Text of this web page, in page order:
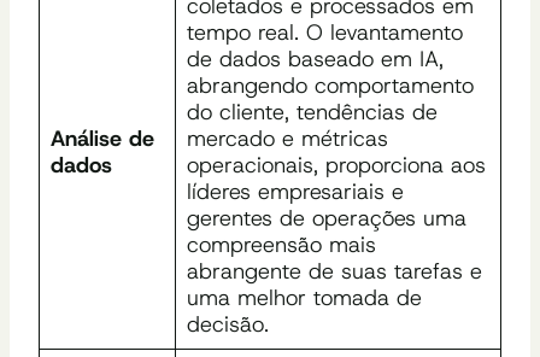
Análise de
dados
tempo real. O levantamento
de dados baseado em IA,
abrangendo comportamento
do cliente, tendências de
mercado e métricas
operacionais, proporciona aos
líderes empresariais e
gerentes de operações uma
compreensão mais
abrangente de suas tarefas e
uma melhor tomada de
decisão.